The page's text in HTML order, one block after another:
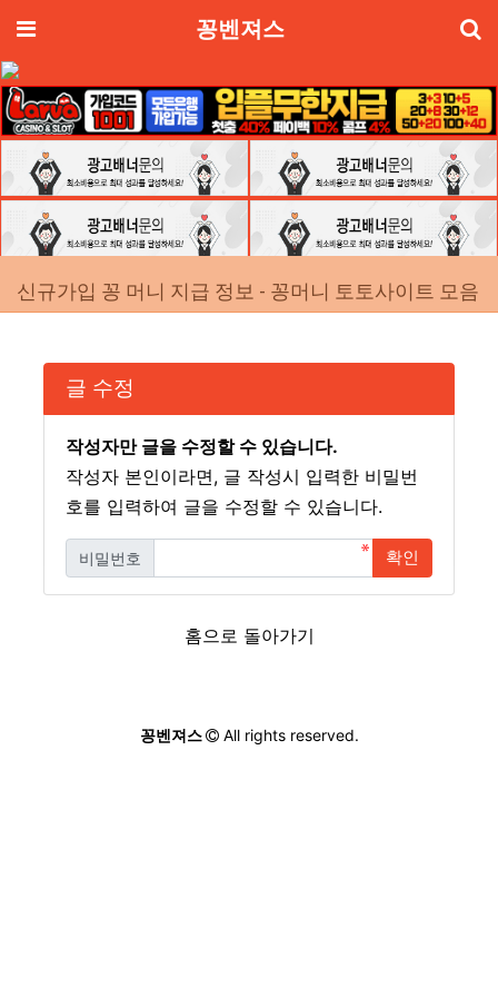
메뉴 꽁벤져스
신규가입 꽁 머니 지급 정보 - 꽁머니 토토사이트 모음
글 수정
작성자만 글을 수정할 수 있습니다.
작성자 본인이라면, 글 작성시 입력한 비밀번
호를 입력하여 글을 수정할 수 있습니다.
비밀번호
필수 확인
홈으로 돌아가기
꽁벤져스 All rights reserved.